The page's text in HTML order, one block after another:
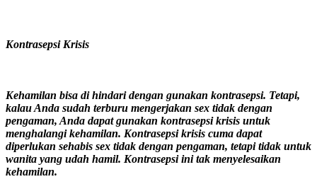
Kontrasepsi Krisis
Kehamilan bisa di hindari dengan gunakan kontrasepsi. Tetapi,
kalau Anda sudah terburu mengerjakan sex tidak dengan
pengaman, Anda dapat gunakan kontrasepsi krisis untuk
menghalangi kehamilan. Kontrasepsi krisis cuma dapat
diperlukan sehabis sex tidak dengan pengaman, tetapi tidak untuk
wanita yang udah hamil. Kontrasepsi ini tak menyelesaikan
kehamilan.